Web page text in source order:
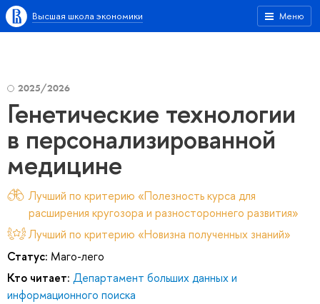
Меню
Высшая школа экономики
2025/2026
Генетические технологии
в персонализированной
медицине
Лучший по критерию «Полезность курса для
расширения кругозора и разностороннего развития»
Лучший по критерию «Новизна полученных знаний»
Статус: Маго-лего
Кто читает: Департамент больших данных и
информационного поиска